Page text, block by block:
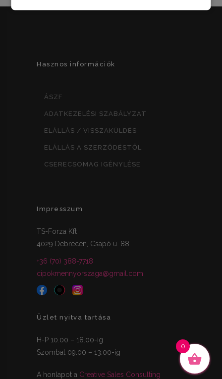
Hasznos információk
ÁSZF
ADATKEZELÉSI SZABÁLYZAT
ELÁLLÁS / VISSZAKÜLDÉS
ELÁLLÁS A SZERZŐDÉSTŐL
CSERECSOMAG IGÉNYLÉSE
Impresszum
TS-Forza Kft
4029 Debrecen, Csapó u. 88.
+36 (70) 388-7718
cipokmennyorszaga@gmail.com
Üzlet nyitva tartása
H-P 10.00 – 18.00-ig
Szombat 09.00 – 13.00-ig
A honlapot a Creative Sales Consulting
0